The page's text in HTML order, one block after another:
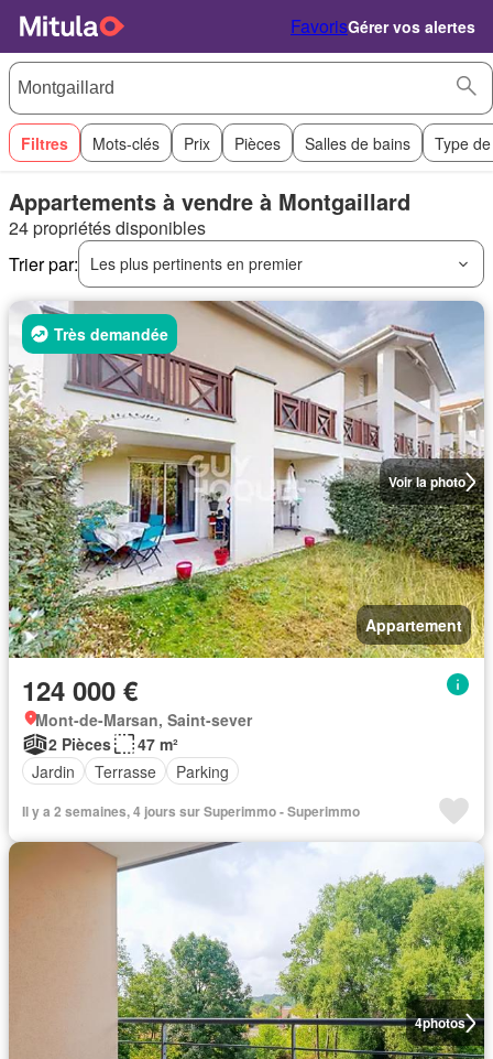
FavorisGérer vos alertes
Filtres Mots-clés Prix Pièces Salles de bains Type
Appartements à vendre à Montgaillard
24 propriétés disponibles
Trier par:
Les plus pertinents en premier
Voir la photo
Très demandée
Appartement
124 000 €
Mont-de-Marsan, Saint-sever
2 Pièces
47 m²
Jardin
Terrasse Parking
Il y a 2 semaines, 4 jours sur Superimmo - Superimmo
4photos